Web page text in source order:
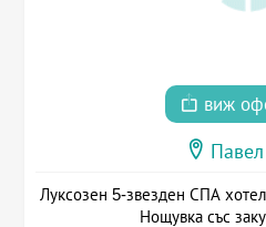
виж
Луксозен 5-звезден СПА
Нощувка със